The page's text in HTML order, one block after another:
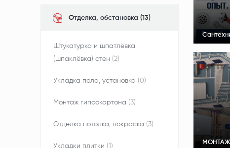
Отделка, обстановка (13)
Штукатурка и шпатлёвка
(шпаклёвка) стен (2)
Укладка пола, установка (0)
Монтаж гипсокартона (3)
Отделка потолка, покраска (3)
Укладки плитки (1)